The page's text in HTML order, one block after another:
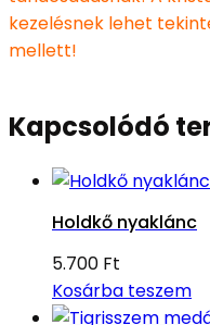
kezelésnek lehet
mellett!
Kapcsolódó
Holdkő nyaklánc
5.700 Ft
Kosárba teszem